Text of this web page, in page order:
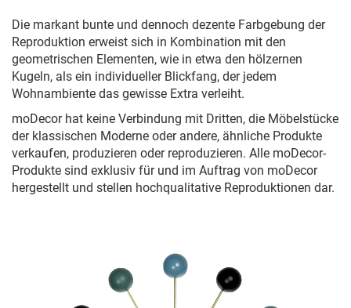
Die markant bunte und dennoch dezente Farbgebung der
Reproduktion erweist sich in Kombination mit den
geometrischen Elementen, wie in etwa den hölzernen
Kugeln, als ein individueller Blickfang, der jedem
Wohnambiente das gewisse Extra verleiht.
moDecor hat keine Verbindung mit Dritten, die Möbelstücke
der klassischen Moderne oder andere, ähnliche Produkte
verkaufen, produzieren oder reproduzieren. Alle moDecor-
Produkte sind exklusiv für und im Auftrag von moDecor
hergestellt und stellen hochqualitative Reproduktionen dar.